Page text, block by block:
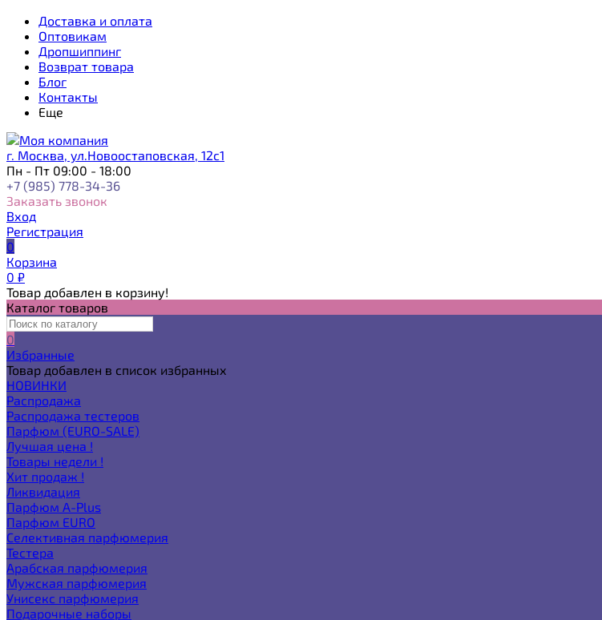
Доставка и оплата
Оптовикам
Дропшиппинг
Возврат товара
Блог
Контакты
Еще
г. Москва, ул.Новоостаповская, 12с1
Пн - Пт 09:00 - 18:00
+7 (985) 778-34-36
Заказать звонок
Вход
Регистрация
0
Корзина
0 ₽
Товар добавлен в корзину!
Каталог товаров
0
Избранные
Товар добавлен в список избранных
НОВИНКИ
Распродажа
Распродажа тестеров
Парфюм (EURO-SALE)
Лучшая цена !
Товары недели !
Хит продаж !
Ликвидация
Парфюм A-Plus
Парфюм EURO
Селективная парфюмерия
Тестера
Арабская парфюмерия
Мужская парфюмерия
Унисекс парфюмерия
Подарочные наборы